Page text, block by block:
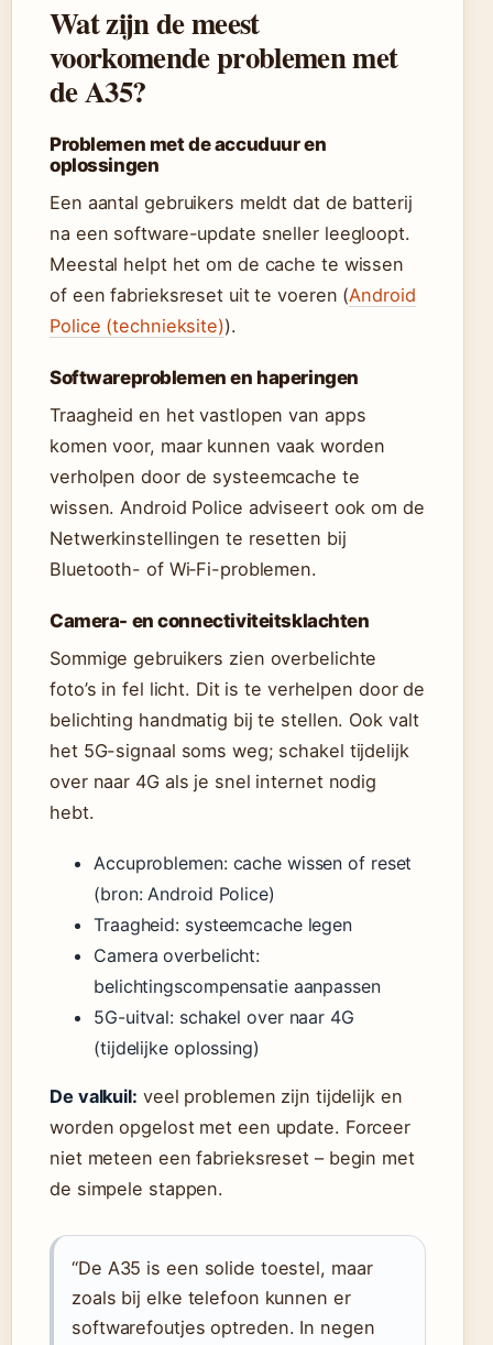
Wat zijn de meest
voorkomende problemen met
de A35?
Problemen met de accuduur en
oplossingen
Een aantal gebruikers meldt dat de batterij
na een software-update sneller leegloopt.
Meestal helpt het om de cache te wissen
of een fabrieksreset uit te voeren (Android
Police (technieksite)).
Softwareproblemen en haperingen
Traagheid en het vastlopen van apps
komen voor, maar kunnen vaak worden
verholpen door de systeemcache te
wissen. Android Police adviseert ook om de
Netwerkinstellingen te resetten bij
Bluetooth- of Wi‑Fi-problemen.
Camera- en connectiviteitsklachten
Sommige gebruikers zien overbelichte
foto’s in fel licht. Dit is te verhelpen door de
belichting handmatig bij te stellen. Ook valt
het 5G-signaal soms weg; schakel tijdelijk
over naar 4G als je snel internet nodig
hebt.
Accuproblemen: cache wissen of reset
(bron: Android Police)
Traagheid: systeemcache legen
Camera overbelicht:
belichtingscompensatie aanpassen
5G-uitval: schakel over naar 4G
(tijdelijke oplossing)
De valkuil: veel problemen zijn tijdelijk en
worden opgelost met een update. Forceer
niet meteen een fabrieksreset – begin met
de simpele stappen.
“De A35 is een solide toestel, maar
zoals bij elke telefoon kunnen er
softwarefoutjes optreden. In negen